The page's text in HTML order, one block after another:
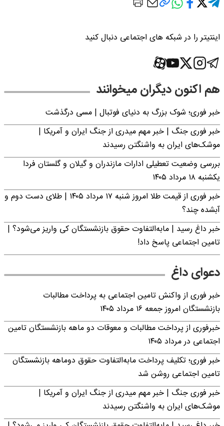
اینتیتر را در شبکه های اجتماعی دنبال کنید
هم اکنون دیگران میخوانند
خبر فوری؛‌ شوک بزرگ به دنیای فوتبال | مسی درگذشت
خبر فوری جنگ | خبر مهم میدری از جنگ ایران و آمریکا |
موشک‌های ایران به واشنگتن رسیدند
بررسی وضعیت تعطیلی ادارات مازندران و گیلان و گلستان فردا
یکشنبه ۱۸ مرداد ۱۴۰۵
خبر فوری از قیمت طلا امروز شنبه ۱۷ مرداد ۱۴۰۵ | طلای دست دوم و
آبشده چند؟
خبر داغ رسید | مابه‌التفاوت حقوق بازنشستگان کی واریز می‌شود؟ |
تامین اجتماعی پاسخ داد!
دعوای داغ
خبر فوری از واکنش تامین اجتماعی به پرداخت مطالبات
بازنشستگان امروز جمعه ۱۶ مرداد ۱۴۰۵
خبرفوری از پرداخت مطالبات و معوقات دو ماهه بازنشستگان تامین
اجتماعی در مرداد ۱۴۰۵
خبر فوری؛ تکلیف پرداخت مابه‌التفاوت حقوق دوماهه بازنشستگان
تامین اجتماعی روشن شد
خبر فوری جنگ | خبر مهم میدری از جنگ ایران و آمریکا |
موشک‌های ایران به واشنگتن رسیدند